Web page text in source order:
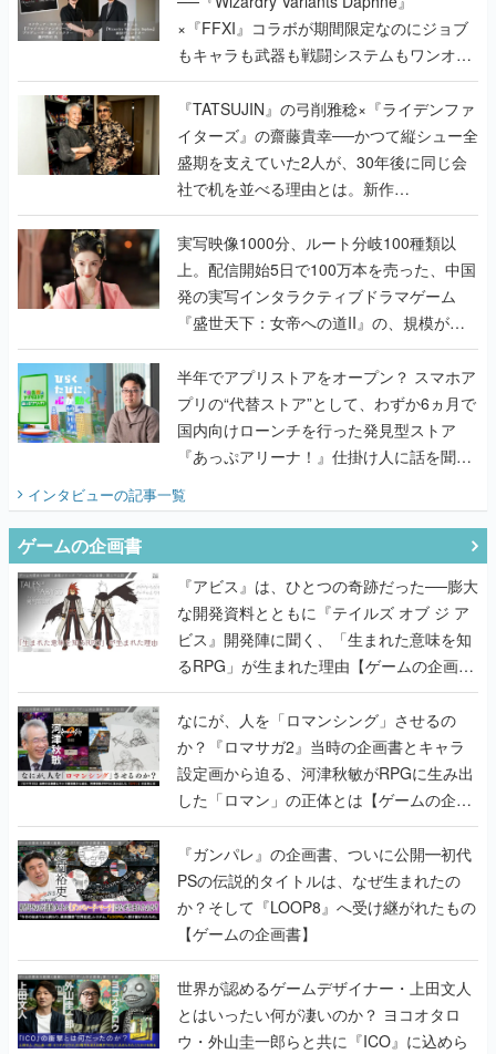
×『FFXI』コラボが期間限定なのにジョブ
もキャラも武器も戦闘システムもワンオフ
で作り込まれた理由を両ディレクターに聞
く
『TATSUJIN』の弓削雅稔×『ライデンファ
イターズ』の齋藤貴幸──かつて縦シュー全
盛期を支えていた2人が、30年後に同じ会
社で机を並べる理由とは。新作
『TATSUJIN EXTREME』で初タッグを組
んだレジェンド2人に訊く開発秘話
実写映像1000分、ルート分岐100種類以
上。配信開始5日で100万本を売った、中国
発の実写インタラクティブドラマゲーム
『盛世天下：女帝への道II』の、規模が違
うこだわりをプロデューサーに聞いた
半年でアプリストアをオープン？ スマホア
プリの“代替ストア”として、わずか6ヵ月で
国内向けローンチを行った発見型ストア
『あっぷアリーナ！』仕掛け人に話を聞い
インタビューの記事一覧
ゲームの企画書
『アビス』は、ひとつの奇跡だった──膨大
な開発資料とともに『テイルズ オブ ジ ア
ビス』開発陣に聞く、「生まれた意味を知
るRPG」が生まれた理由【ゲームの企画
書】
なにが、人を「ロマンシング」させるの
か？『ロマサガ2』当時の企画書とキャラ
設定画から迫る、河津秋敏がRPGに生み出
した「ロマン」の正体とは【ゲームの企画
書】
『ガンパレ』の企画書、ついに公開━初代
PSの伝説的タイトルは、なぜ生まれたの
か？そして『LOOP8』へ受け継がれたもの
【ゲームの企画書】
世界が認めるゲームデザイナー・上田文人
とはいったい何が凄いのか？ ヨコオタロ
ウ・外山圭一郎らと共に『ICO』に込めら